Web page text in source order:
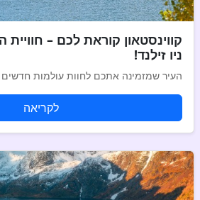
קווינסטאון קוראת לכם –
ניו זילנד!
העיר שמזמינה אתכם לחוות עולמות חדשים
לקריאה